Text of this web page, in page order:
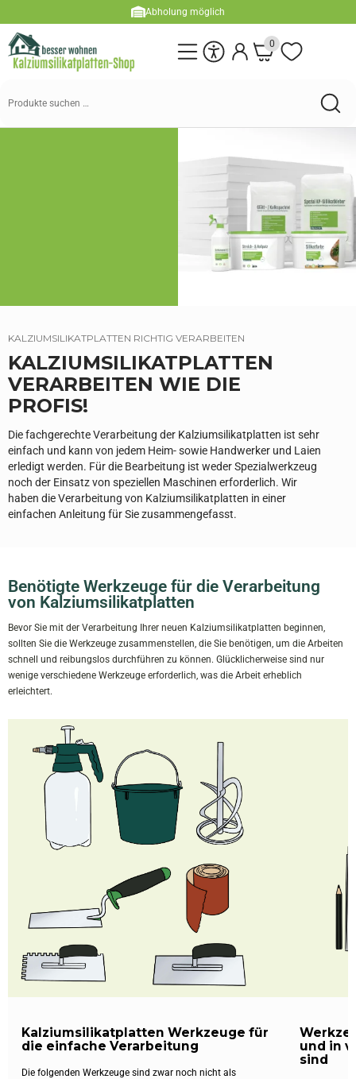
Abholung möglich
0
KALZIUMSILIKATPLATTEN
VERARBEITEN WIE DIE
PROFIS!
KALZIUMSILIKATPLATTEN RICHTIG VERARBEITEN
Die fachgerechte Verarbeitung der Kalziumsilikatplatten ist sehr
einfach und kann von jedem Heim- sowie Handwerker und Laien
erledigt werden. Für die Bearbeitung ist weder Spezialwerkzeug
noch der Einsatz von speziellen Maschinen erforderlich. Wir
haben die Verarbeitung von Kalziumsilikatplatten in einer
einfachen Anleitung für Sie zusammengefasst.
Benötigte Werkzeuge für die Verarbeitung
von Kalziumsilikatplatten
Bevor Sie mit der Verarbeitung Ihrer neuen Kalziumsilikatplatten beginnen,
sollten Sie die Werkzeuge zusammenstellen, die Sie benötigen, um die Arbeiten
schnell und reibungslos durchführen zu können. Glücklicherweise sind nur
wenige verschiedene Werkzeuge erforderlich, was die Arbeit erheblich
erleichtert.
Kalziumsilikatplatten Werkzeuge für
die einfache Verarbeitung
Die folgenden Werkzeuge sind zwar noch nicht als
und in
sind